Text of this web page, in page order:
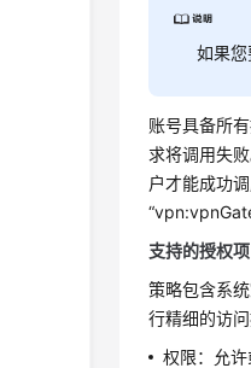
如果您
账号具备所
求将调用失
户才能成功
支持的授权项
策略包含系
行精细的访
权限：允许